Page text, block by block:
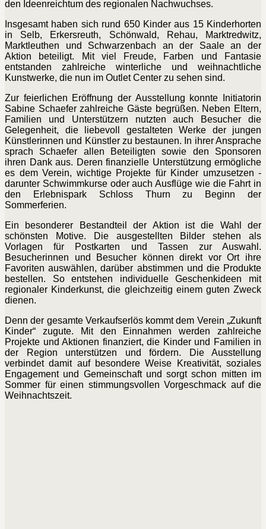
den Ideenreichtum des regionalen Nachwuchses.
Insgesamt haben sich rund 650 Kinder aus 15 Kinderhorten
in Selb, Erkersreuth, Schönwald, Rehau, Marktredwitz,
Marktleuthen und Schwarzenbach an der Saale an der
Aktion beteiligt. Mit viel Freude, Farben und Fantasie
entstanden zahlreiche winterliche und weihnachtliche
Kunstwerke, die nun im Outlet Center zu sehen sind.
Zur feierlichen Eröffnung der Ausstellung konnte Initiatorin
Sabine Schaefer zahlreiche Gäste begrüßen. Neben Eltern,
Familien und Unterstützern nutzten auch Besucher die
Gelegenheit, die liebevoll gestalteten Werke der jungen
Künstlerinnen und Künstler zu bestaunen. In ihrer Ansprache
sprach Schaefer allen Beteiligten sowie den Sponsoren
ihren Dank aus. Deren finanzielle Unterstützung ermögliche
es dem Verein, wichtige Projekte für Kinder umzusetzen -
darunter Schwimmkurse oder auch Ausflüge wie die Fahrt in
den Erlebnispark Schloss Thurn zu Beginn der
Sommerferien.
Ein besonderer Bestandteil der Aktion ist die Wahl der
schönsten Motive. Die ausgestellten Bilder stehen als
Vorlagen für Postkarten und Tassen zur Auswahl.
Besucherinnen und Besucher können direkt vor Ort ihre
Favoriten auswählen, darüber abstimmen und die Produkte
bestellen. So entstehen individuelle Geschenkideen mit
regionaler Kinderkunst, die gleichzeitig einem guten Zweck
dienen.
Denn der gesamte Verkaufserlös kommt dem Verein „Zukunft
Kinder“ zugute. Mit den Einnahmen werden zahlreiche
Projekte und Aktionen finanziert, die Kinder und Familien in
der Region unterstützen und fördern. Die Ausstellung
verbindet damit auf besondere Weise Kreativität, soziales
Engagement und Gemeinschaft und sorgt schon mitten im
Sommer für einen stimmungsvollen Vorgeschmack auf die
Weihnachtszeit.